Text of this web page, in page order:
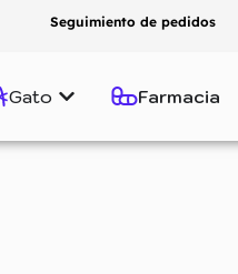
Seguimiento de pedidos
Gato Farmacia